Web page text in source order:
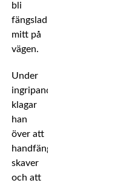
bli
fängslad
mitt på
vägen.
Under
ingripandet
klagar
han
över att
handfängslet
skaver
och att